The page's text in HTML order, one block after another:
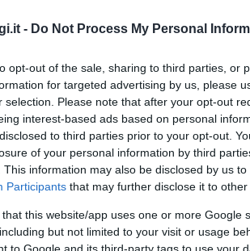
- Do Not Process My Personal
opt-out of the sale, sharing to third parties, or
for targeted advertising by us, please
selection. Please note that after your opt-out
interest-based ads based on personal
to third parties prior to your opt-out.
of your personal information by third
This information may also be disclosed by us
Participants that may further disclose it to other
that this website/app uses one or more Google
but not limited to your visit or usage
to Google and its third-party tags to use your
di Calangianus per il
si sono aggravate, negli ultimi
approfondimenti medici nel
cure. La notizia del suo ricovero
giorni Antonio aveva iniziato la
Pasqua e colombe alle famiglie in